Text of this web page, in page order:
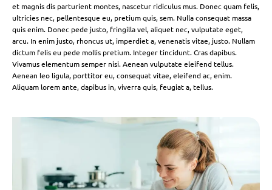
et magnis dis parturient montes, nascetur ridiculus mus. Donec quam felis,
ultricies nec, pellentesque eu, pretium quis, sem. Nulla consequat massa
quis enim. Donec pede justo, fringilla vel, aliquet nec, vulputate eget,
arcu. In enim justo, rhoncus ut, imperdiet a, venenatis vitae, justo. Nullam
dictum felis eu pede mollis pretium. Integer tincidunt. Cras dapibus.
Vivamus elementum semper nisi. Aenean vulputate eleifend tellus.
Aenean leo ligula, porttitor eu, consequat vitae, eleifend ac, enim.
Aliquam lorem ante, dapibus in, viverra quis, feugiat a, tellus.